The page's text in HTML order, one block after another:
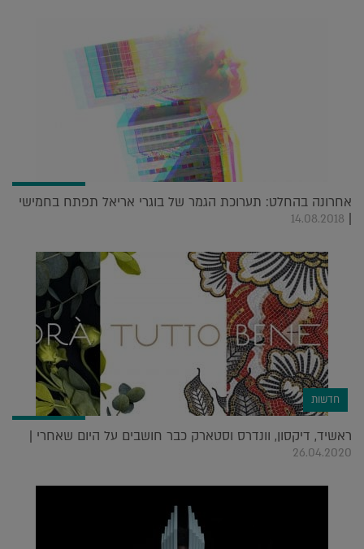
אחרונה בהחלט: תערוכת הגמר של בוגרי אריאל תפתח בחמישי
|
14.08.2018
חדשות
ראשיד, דיקסון, וונדרס וסטארק כבר חושבים על היום שאחרי |
26.04.2020